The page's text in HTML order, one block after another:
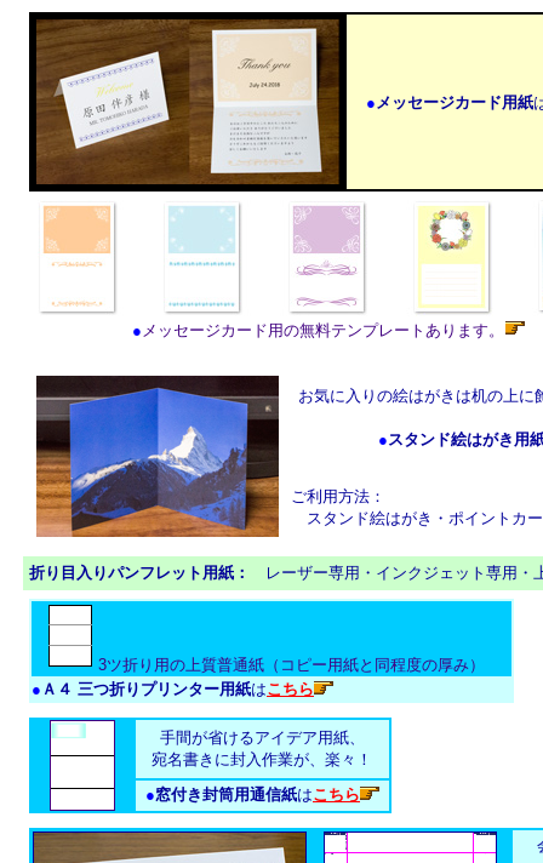
●メッセージカード用紙
● メッセージカード用の無料テンプレートあります。
お気に入りの絵はがきは机の上に
●スタンド絵はがき用
ご利用方法：
スタンド絵はがき・ポイントカ
折り目入りパンフレット用紙： レーザー専用・インクジェット専用・
3ツ折り用の上質普通紙（コピー用紙と同程度の厚み）
● Ａ４ 三つ折りプリンター用紙はこちら
手間が省けるアイデア用紙、
宛名書きに封入作業が、楽々！
●窓付き封筒用通信紙はこちら